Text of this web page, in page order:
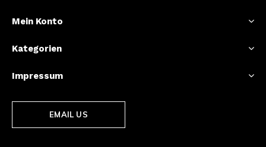
Mein Konto
Kategorien
Impressum
EMAIL US